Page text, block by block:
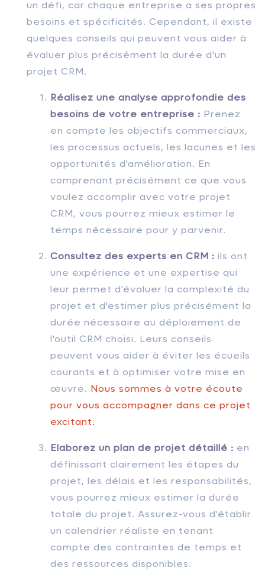
un défi, car chaque entreprise a ses propres
besoins et spécificités. Cependant, il existe
quelques conseils qui peuvent vous aider à
évaluer plus précisément la durée d'un
projet CRM.
Réalisez une analyse approfondie des
besoins de votre entreprise : Prenez
en compte les objectifs commerciaux,
les processus actuels, les lacunes et les
opportunités d'amélioration. En
comprenant précisément ce que vous
voulez accomplir avec votre projet
CRM, vous pourrez mieux estimer le
temps nécessaire pour y parvenir.
Consultez des experts en CRM : ils ont
une expérience et une expertise qui
leur permet d'évaluer la complexité du
projet et d'estimer plus précisément la
durée nécessaire au déploiement de
l'outil CRM choisi. Leurs conseils
peuvent vous aider à éviter les écueils
courants et à optimiser votre mise en
œuvre. Nous sommes à votre écoute
pour vous accompagner dans ce projet
excitant.
Elaborez un plan de projet détaillé : en
définissant clairement les étapes du
projet, les délais et les responsabilités,
vous pourrez mieux estimer la durée
totale du projet. Assurez-vous d'établir
un calendrier réaliste en tenant
compte des contraintes de temps et
des ressources disponibles.